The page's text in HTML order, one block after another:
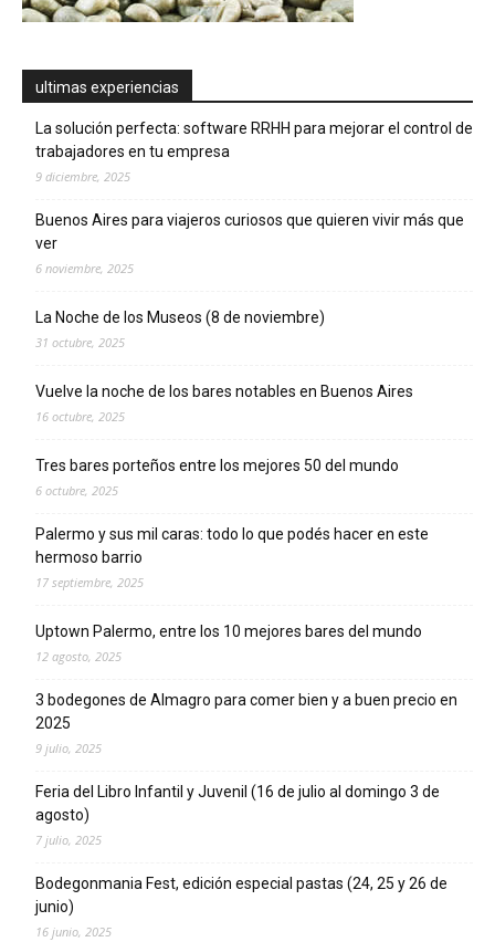
ultimas experiencias
La solución perfecta: software RRHH para mejorar el control de
trabajadores en tu empresa
9 diciembre, 2025
Buenos Aires para viajeros curiosos que quieren vivir más que
ver
6 noviembre, 2025
La Noche de los Museos (8 de noviembre)
31 octubre, 2025
Vuelve la noche de los bares notables en Buenos Aires
16 octubre, 2025
Tres bares porteños entre los mejores 50 del mundo
6 octubre, 2025
Palermo y sus mil caras: todo lo que podés hacer en este
hermoso barrio
17 septiembre, 2025
Uptown Palermo, entre los 10 mejores bares del mundo
12 agosto, 2025
3 bodegones de Almagro para comer bien y a buen precio en
2025
9 julio, 2025
Feria del Libro Infantil y Juvenil (16 de julio al domingo 3 de
agosto)
7 julio, 2025
Bodegonmania Fest, edición especial pastas (24, 25 y 26 de
junio)
16 junio, 2025